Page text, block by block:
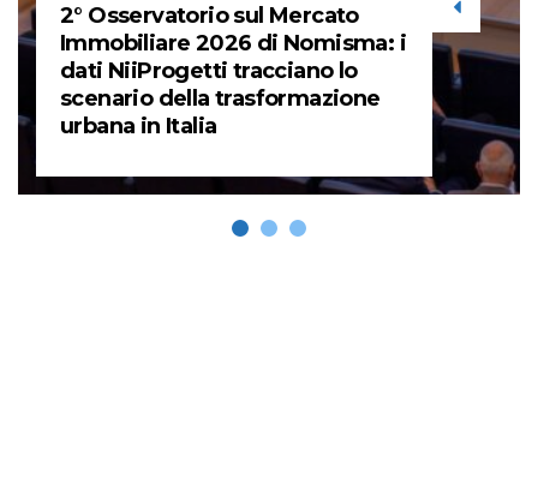
2° Osservatorio sul Mercato
Immobiliare 2026 di Nomisma: i
dati NiiProgetti tracciano lo
scenario della trasformazione
urbana in Italia